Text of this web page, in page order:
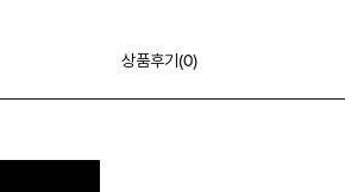
상품후기(0)